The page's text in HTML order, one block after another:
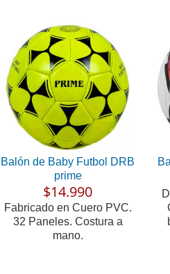
Balón de Baby Futbol DRB
prime
$14.990
Fabricado en Cuero PVC.
32 Paneles. Costura a
mano.